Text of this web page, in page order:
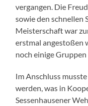
vergangen. Die
sowie den schnellen
Meisterschaft war
erstmal angestoßen
noch einige
Im Anschluss
werden, was in
Sessenhausener